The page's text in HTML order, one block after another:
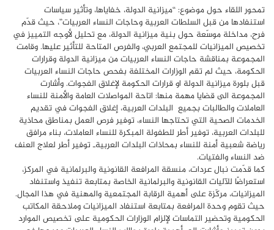
تمحور اللقاء حول موضوع: “ميزانية الدولة، خفاياها، وتأثير سياسات
استنفادها من قبل السلطات العربية وحاجات النساء العربيات”، حيث قدّم
فرح، مداخلة موسّعة حول بنية ميزانية الدولة، مع تحليل لأوجه التمييز في
تخصيص الميزانيات للمجتمع العربي، والفرص المتاحة للتأثير عليها. وقامت
المجموعة بمناقشة حاجات النساء العربيات من ميزانية الدولة وقرارات
الحكومة، حيث لم تقم الوزارات المختلفة بفحص حاجات النساء العربيات
قبل بلورة ميزانية الدولة او قرارات الحكومة لإغلاق الفجوات. وأشارت
المجموعة الى قضايا مهمة منها: اتاحة المواصلات العامة والأمنة للنساء
العاملات والطالبات بجميع البلدات العربية، إغلاق الفجوات في تقديم
الخدمات الصحية التي تحتاجها النساء، توفير فرص العمل بمناطق محاذية
للبلدات العربية، توفير أطر للطفولة المبكرة للنساء العاملات، بناء مرافق
رياضة شعبية أمنة للنساء بمحاذات البلدات العربيةـ توفير أطر لعلاج العنف
ضد النساء والفتيات.
كما قدّمت نبال عردات، منسقة المرافعة القانونية والبرلمانية في المركز،
استعراضًا للآليات القانونية والبرلمانية الخاصة بمتابعة تنفيذ واستنفاد
الميزانيات، مركّزة على أهمية الرقابة المجتمعية والمهنية في هذا المجال.
حيث تقوم وحدة المرافعة بمتابعة استنفاد الميزانيات وملاحقة المكاتب
الحكومية وتحضير التماسات لإلزام الوزارات الحكومية على تخصيص الموارد